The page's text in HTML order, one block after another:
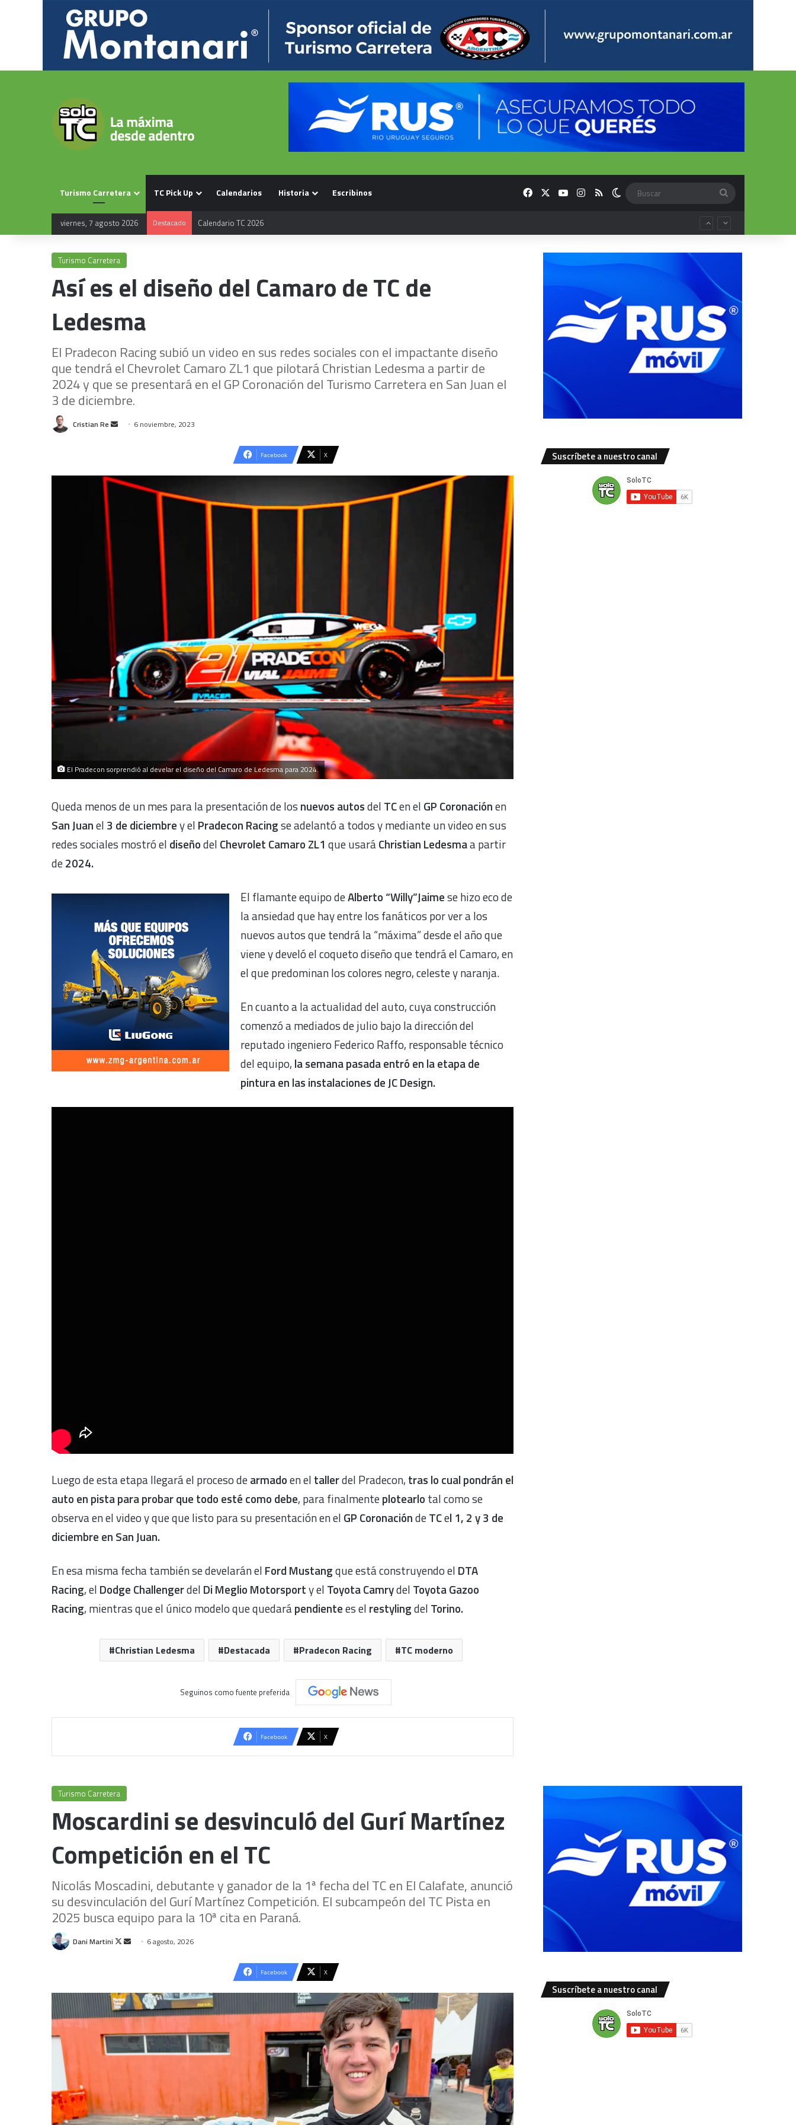
Turismo Carretera TC Pick Up Calendarios Historia Escribinos FacebookYouTubeInstagram
RSS Switch skin
viernes, 7 agosto 2026 Destacado Calendario TC 2026
Turismo Carretera
Así es el diseño del Camaro de TC de
Ledesma
El Pradecon Racing subió un video en sus redes sociales con el impactante diseño
que tendrá el Chevrolet Camaro ZL1 que pilotará Christian Ledesma a partir de
2024 y que se presentará en el GP Coronación del Turismo Carretera en San Juan el
3 de diciembre.
Cristian Re
Send 6 noviembre, 2023
Facebook X
El Pradecon sorprendió al develar el diseño del Camaro de Ledesma para 2024.
Queda menos de un mes para la presentación de los nuevos autosdel TCen el GP Coronaciónen
San Juanel 3 de diciembrey el Pradecon Racingse adelantó a todos y mediante un video en sus
redes sociales mostró el diseñodel Chevrolet Camaro ZL1 que usaráChristian Ledesmaa partir
de2024.
El flamante equipo deAlberto “Willy”Jaimese hizo eco de
la ansiedad que hay entre los fanáticos por ver a los
nuevos autos que tendrá la “máxima” desde el año que
viene y develó el coqueto diseño que tendrá el Camaro, en
el que predominan los colores negro, celeste y naranja.
En cuanto a la actualidad del auto, cuya construcción
comenzó a mediados de julio bajo la dirección del
reputado ingeniero Federico Raffo, responsable técnico
del equipo, la semana pasada entró en la etapa de
pintura en las instalaciones de JC Design.
Luego de esta etapa llegará el proceso dearmadoen el tallerdel Pradecon, tras lo cual pondrán el
auto en pista para probar que todo esté como debe, para finalmenteplotearlo tal como se
observa en el video y que que listo para su presentación en el GP CoronacióndeTCel 1, 2 y 3 de
diciembre en San Juan.
En esa misma fecha también se develarán el Ford Mustangque está construyendo el DTA
Racing, el Dodge Challengerdel Di Meglio Motorsporty el Toyota Camrydel Toyota Gazoo
Racing, mientras que el único modelo que quedarápendientees el restylingdel Torino.
Christian Ledesma Destacada Pradecon Racing TC moderno
Seguinos como fuente preferida
Facebook X
Suscríbete a nuestro canal